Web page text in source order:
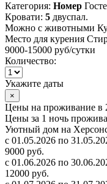
Категория: Номер
Кровати: 5 двуспал.
Можно с животными
Место для курения
9000-15000 руб/сутки
Количество:
Укажите даты
×
Цены на проживание в
Цены за 1 ночь
Уютный дом на
с 01.05.2026 по
9000 руб.
с 01.06.2026 по
12000 руб.